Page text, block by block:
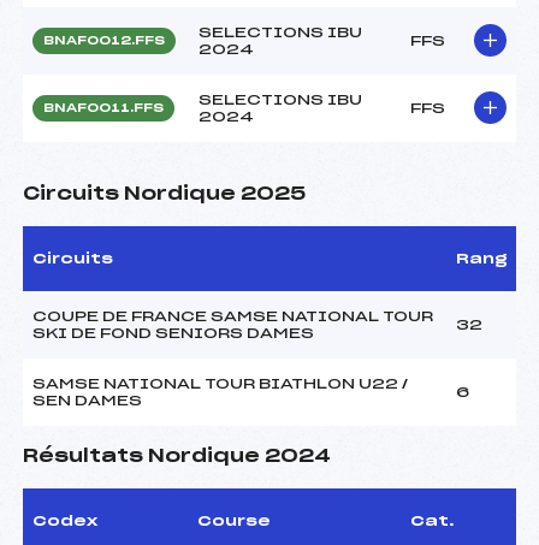
BNAF0012.FFS
SELECTIONS IBU
2024
FFS
BNAF0011.FFS
SELECTIONS IBU
2024
FFS
Circuits Nordique 2025
Circuits Rang
COUPE DE FRANCE SAMSE NATIONAL TOUR
SKI DE FOND SENIORS DAMES
32
SAMSE NATIONAL TOUR BIATHLON U22 /
SEN DAMES
6
Résultats Nordique 2024
Codex Course Cat.